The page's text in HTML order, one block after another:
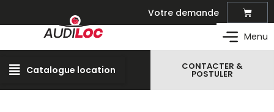
Votre demande
Menu
Catalogue location
Matériel de location
Outillage professionnel
CONTACTER &
POSTULER